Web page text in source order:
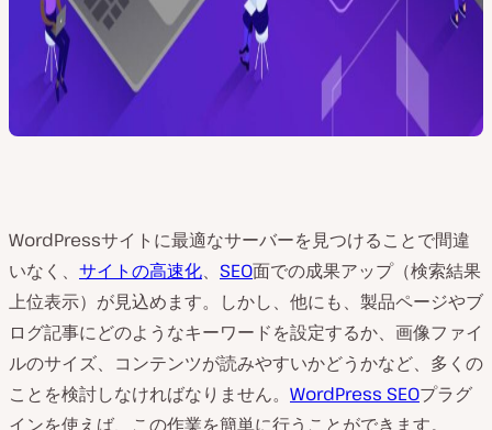
WordPressサイトに最適なサーバーを見つけることで間違
いなく、 サイトの高速化、 SEO面での成果アップ（検索結果
上位表示）が見込めます。しかし、他にも、製品ページやブ
ログ記事にどのようなキーワードを設定するか、画像ファイ
ルのサイズ、コンテンツが読みやすいかどうかなど、多くの
ことを検討しなければなりません。 WordPress SEOプラグ
インを使えば、この作業を簡単に行うことができます。